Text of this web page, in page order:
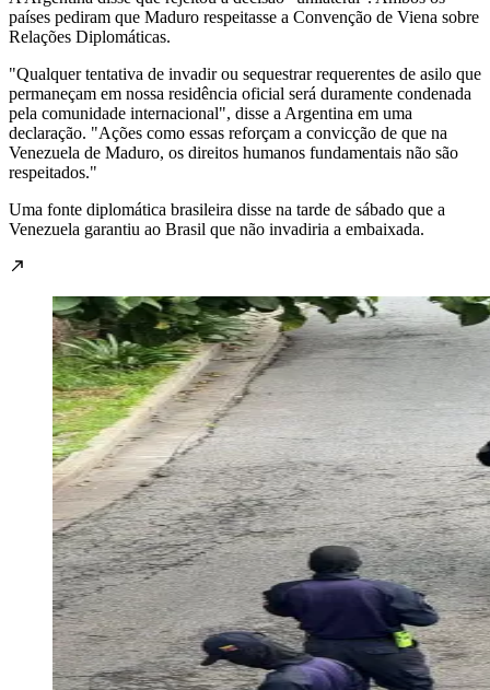
países pediram que Maduro respeitasse a Convenção de Viena sobre
Relações Diplomáticas.
"Qualquer tentativa de invadir ou sequestrar requerentes de asilo que
permaneçam em nossa residência oficial será duramente condenada
pela comunidade internacional", disse a Argentina em uma
declaração. "Ações como essas reforçam a convicção de que na
Venezuela de Maduro, os direitos humanos fundamentais não são
respeitados."
Uma fonte diplomática brasileira disse na tarde de sábado que a
Venezuela garantiu ao Brasil que não invadiria a embaixada.